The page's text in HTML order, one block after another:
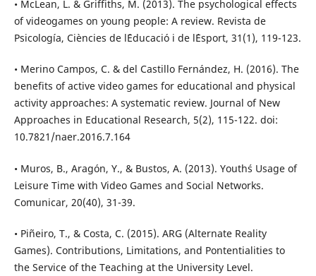
• McLean, L. & Griffiths, M. (2013). The psychological effects
of videogames on young people: A review. Revista de
Psicología, Ciències de l´Educació i de l´Esport, 31(1), 119-123.
• Merino Campos, C. & del Castillo Fernández, H. (2016). The
benefits of active video games for educational and physical
activity approaches: A systematic review. Journal of New
Approaches in Educational Research, 5(2), 115-122. doi:
10.7821/naer.2016.7.164
• Muros, B., Aragón, Y., & Bustos, A. (2013). Youth´s Usage of
Leisure Time with Video Games and Social Networks.
Comunicar, 20(40), 31-39.
• Piñeiro, T., & Costa, C. (2015). ARG (Alternate Reality
Games). Contributions, Limitations, and Pontentialities to
the Service of the Teaching at the University Level.